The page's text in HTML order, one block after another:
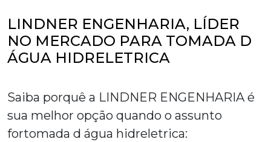
LINDNER ENGENHARIA, LÍDER
NO MERCADO PARA TOMADA D
ÁGUA HIDRELETRICA
Saiba porquê a LINDNER ENGENHARIA é
sua melhor opção quando o assunto
fortomada d água hidreletrica: